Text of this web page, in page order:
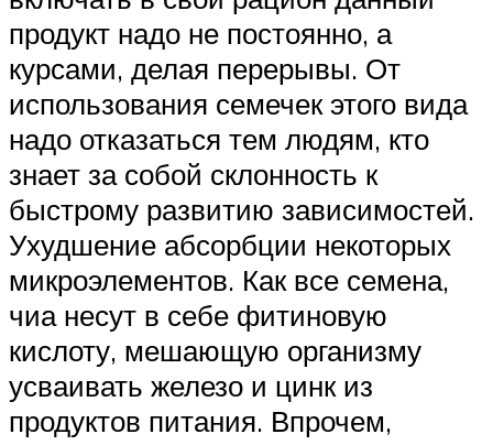
продукт надо не постоянно, а
курсами, делая перерывы. От
использования семечек этого вида
надо отказаться тем людям, кто
знает за собой склонность к
быстрому развитию зависимостей.
Ухудшение абсорбции некоторых
микроэлементов. Как все семена,
чиа несут в себе фитиновую
кислоту, мешающую организму
усваивать железо и цинк из
продуктов питания. Впрочем,